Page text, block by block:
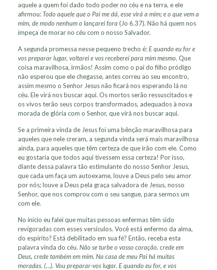
aquele a quem foi dado todo poder no céu e na terra, e ele
afirmou:Todo aquele que o Pai me dá, esse virá a mim; e o que vem a
mim, de modo nenhum o lançarei fora (Jo 6.37). Não há quem nos
impeça de morar no céu com o nosso Salvador.
A segunda promessa nesse pequeno trecho é:E quando eu for e
vos preparar lugar, voltarei e vos receberei para mim mesmo. Que
coisa maravilhosa, irmãos! Assim como o pai do filho pródigo
não esperou que ele chegasse, antes correu ao seu encontro,
assim mesmo o Senhor Jesus não ficará nos esperando lá no
céu. Ele virá nos buscar aqui. Os mortos serão ressuscitados e
os vivos terão seus corpos transformados, adequados à nova
morada de glória com o Senhor, que virá nos buscar aqui.
Se a primeira vinda de Jesus foi uma bênção maravilhosa para
aqueles que nele creram, a segunda vinda será mais maravilhosa
ainda, para aqueles que têm certeza de que irão com ele. Como
eu gostaria que todos aqui tivessem essa certeza! Por isso,
diante dessa palavra tão estimulante do nosso Senhor Jesus,
que cada um faça um autoexame, louve a Deus pelo seu amor
por nós; louve a Deus pela graça salvadora de Jesus, nosso
Senhor, que nos comprou com o seu sangue, para sermos um
com ele.
No início eu falei que muitas pessoas enfermas têm sido
revigoradas com esses versículos. Você está enfermo da alma,
do espírito? Está debilitado em sua fé? Então, receba esta
palavra vinda do céu. Não se turbe o vosso coração, crede em
Deus, crede também em mim. Na casa de meu Pai há muitas
moradas. (…). Vou preparar-vos lugar. E quando eu for, e vos